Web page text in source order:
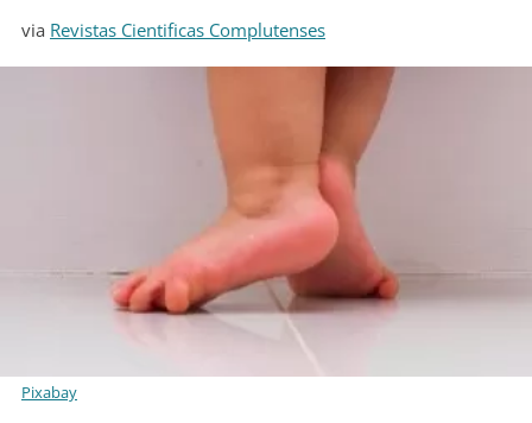
via Revistas Cientificas Complutenses
Pixabay